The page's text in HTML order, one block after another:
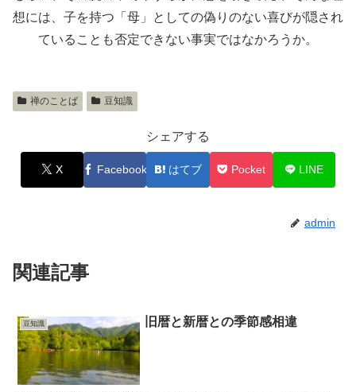
想には、子を持つ「母」としての偽りのない喜びが隠され
ていることも否定できない事実ではなかろうか。
禅のことば 豆知識
シェアする
X Facebook はてブ Pocket LINE
admin
関連記事
豆知識 旧暦と新暦との季節感相違